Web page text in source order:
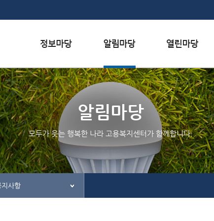
서식자료실
채용정보
인재정보
관련사이트
행사일정
공지사항
자주하는 질문
질문하기
칭찬하기
불친절 신고하기
알림마당
모두가 웃는 행복한 나라 고용복지센터가 함께합니다.
지사항